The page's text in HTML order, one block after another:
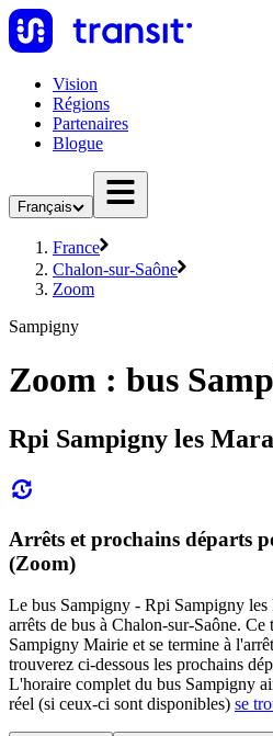
Vision
Régions
Partenaires
Blogue
Français
France
Chalon-sur-Saône
Zoom
Sampigny
Zoom : bus
Rpi Sampigny les
Arrêts et prochains départs
(Zoom)
Le bus Sampigny - Rpi Sampigny les
arrêts de bus à Chalon-sur-Saône. Ce
Sampigny Mairie et se termine à
trouverez ci-dessous les prochains
L'horaire complet du bus Sampigny
réel (si ceux-ci sont disponibles) se